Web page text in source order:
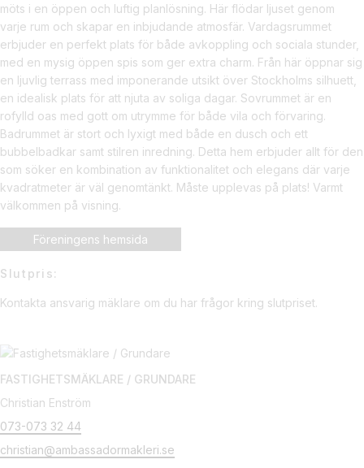
möts i en öppen och luftig planlösning. Här flödar ljuset genom
varje rum och skapar en inbjudande atmosfär. Vardagsrummet
erbjuder en perfekt plats för både avkoppling och sociala stunder,
med en mysig öppen spis som ger extra charm. Från här öppnar sig
en ljuvlig terrass med imponerande utsikt över Stockholms silhuett,
en idealisk plats för att njuta av soliga dagar. Sovrummet är en
rofylld oas med gott om utrymme för både vila och förvaring.
Badrummet är stort och lyxigt med både en dusch och ett
bubbelbadkar samt stilren inredning. Detta hem erbjuder allt för den
som söker en kombination av funktionalitet och elegans där varje
kvadratmeter är väl genomtänkt. Måste upplevas på plats! Varmt
välkommen på visning.
Föreningens hemsida
Slutpris:
Kontakta ansvarig mäklare om du har frågor kring slutpriset.
FASTIGHETSMÄKLARE / GRUNDARE
Christian Enström
073-073 32 44
christian@ambassadormakleri.se